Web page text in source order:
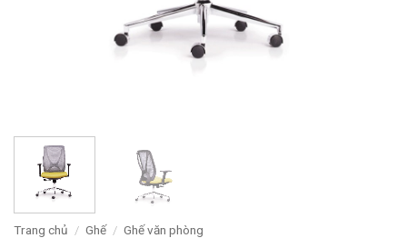
Trang chủ / Ghế / Ghế văn phòng